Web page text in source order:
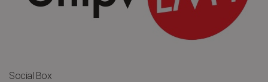
Social Box